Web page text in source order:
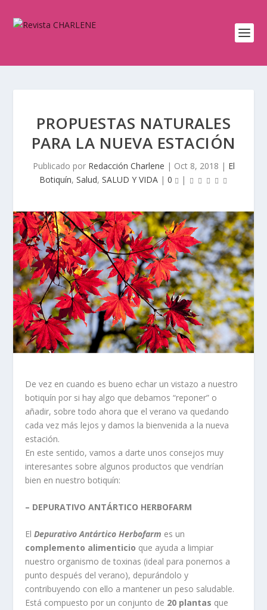
PROPUESTAS NATURALES
PARA LA NUEVA ESTACIÓN
Publicado por Redacción Charlene | Oct 8, 2018 | El
Botiquín, Salud, SALUD Y VIDA | 0 |
De vez en cuando es bueno echar un vistazo a nuestro
botiquín por si hay algo que debamos “reponer” o
añadir, sobre todo ahora que el verano va quedando
cada vez más lejos y damos la bienvenida a la nueva
estación.
En este sentido, vamos a darte unos consejos muy
interesantes sobre algunos productos que vendrían
bien en nuestro botiquín:
– DEPURATIVO ANTÁRTICO HERBOFARM
ElDepurativo Antártico Herbofarm es un
complemento alimenticio que ayuda a limpiar
nuestro organismo de toxinas (ideal para ponernos a
punto después del verano), depurándolo y
contribuyendo con ello a mantener un peso saludable.
Está compuesto por un conjunto de 20 plantas que